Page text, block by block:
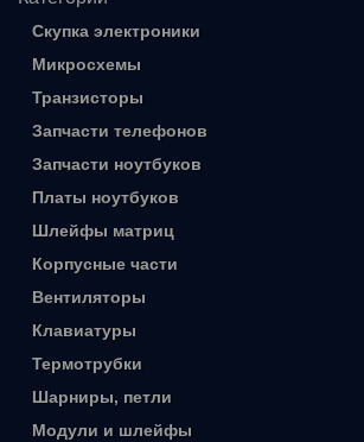
Скупка электроники
Микросхемы
Транзисторы
Запчасти телефонов
Запчасти ноутбуков
Платы ноутбуков
Шлейфы матриц
Корпусные части
Вентиляторы
Клавиатуры
Термотрубки
Шарниры, петли
Модули и шлейфы